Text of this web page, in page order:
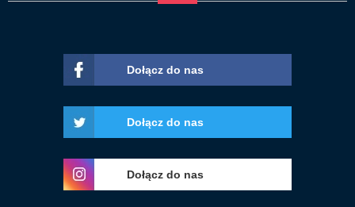
Dołącz do nas
Dołącz do nas
Dołącz do nas